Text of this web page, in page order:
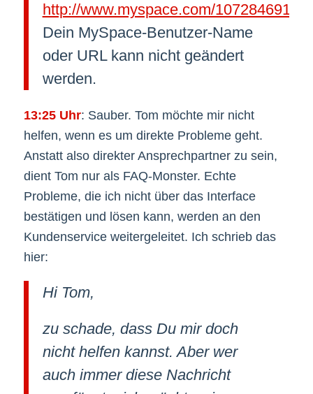
http://www.myspace.com/107284691
Dein MySpace-Benutzer-Name
oder URL kann nicht geändert
werden.
13:25 Uhr: Sauber. Tom möchte mir nicht
helfen, wenn es um direkte Probleme geht.
Anstatt also direkter Ansprechpartner zu sein,
dient Tom nur als FAQ-Monster. Echte
Probleme, die ich nicht über das Interface
bestätigen und lösen kann, werden an den
Kundenservice weitergeleitet. Ich schrieb das
hier:
Hi Tom,
zu schade, dass Du mir doch
nicht helfen kannst. Aber wer
auch immer diese Nachricht